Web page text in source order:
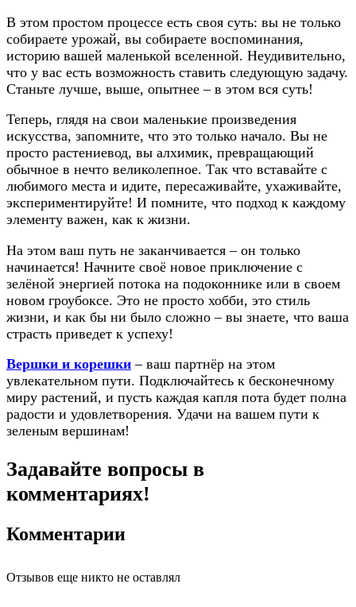
В этом простом процессе есть своя суть: вы не только
собираете урожай, вы собираете воспоминания,
историю вашей маленькой вселенной. Неудивительно,
что у вас есть возможность ставить следующую задачу.
Станьте лучше, выше, опытнее – в этом вся суть!
Теперь, глядя на свои маленькие произведения
искусства, запомните, что это только начало. Вы не
просто растениевод, вы алхимик, превращающий
обычное в нечто великолепное. Так что вставайте с
любимого места и идите, пересаживайте, ухаживайте,
экспериментируйте! И помните, что подход к каждому
элементу важен, как к жизни.
На этом ваш путь не заканчивается – он только
начинается! Начните своё новое приключение с
зелёной энергией потока на подоконнике или в своем
новом гроубоксе. Это не просто хобби, это стиль
жизни, и как бы ни было сложно – вы знаете, что ваша
страсть приведет к успеху!
Вершки и корешки – ваш партнёр на этом
увлекательном пути. Подключайтесь к бесконечному
миру растений, и пусть каждая капля пота будет полна
радости и удовлетворения. Удачи на вашем пути к
зеленым вершинам!
Задавайте вопросы в
комментариях!
Комментарии
Отзывов еще никто не оставлял